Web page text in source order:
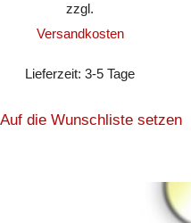
zzgl.
Versandkosten
Lieferzeit:3-5 Tage
Auf die Wunschliste setzen